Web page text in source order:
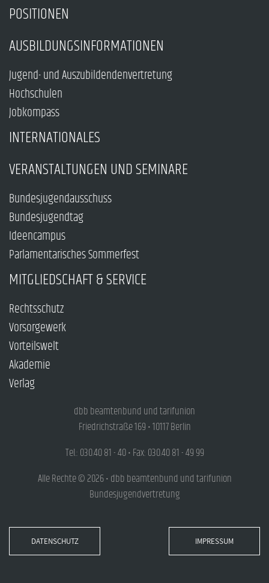
POSITIONEN
AUSBILDUNGSINFORMATIONEN
Jugend- und Auszubildendenvertretung
Hochschulen
Jobkompass
INTERNATIONALES
VERANSTALTUNGEN UND SEMINARE
Bundesjugendausschuss
Bundesjugendtag
Ideencampus
Parlamentarisches Sommerfest
MITGLIEDSCHAFT & SERVICE
Rechtsschutz
Vorsorgewerk
Vorteilswelt
Akademie
Verlag
dbb beamtenbund und tarifunion
Friedrichstraße 169 • 10117 Berlin
Tel.: 030.40 81 - 40 • Fax: 030.40 81 - 49 99
Alle Rechte © 2026 • dbb beamtenbund und tarifunion
Bundesjugendvertretung
DATENSCHUTZ IMPRESSUM